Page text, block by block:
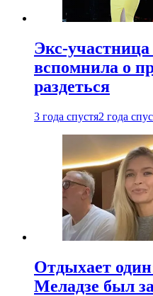
Экс-
вспомнила о
раздеться
3 года спустя2 года
Отдыхает
Меладзе был